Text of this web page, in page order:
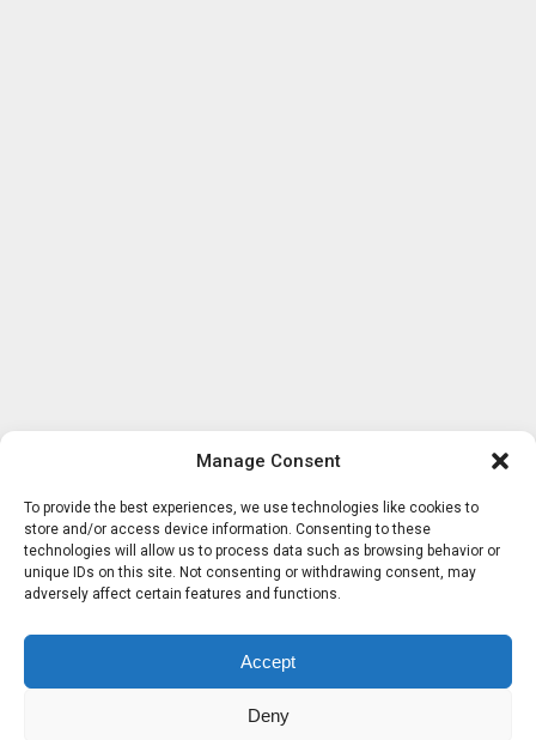
Manage Consent
To provide the best experiences, we use technologies like cookies to
store and/or access device information. Consenting to these
technologies will allow us to process data such as browsing behavior or
unique IDs on this site. Not consenting or withdrawing consent, may
adversely affect certain features and functions.
Accept
Deny